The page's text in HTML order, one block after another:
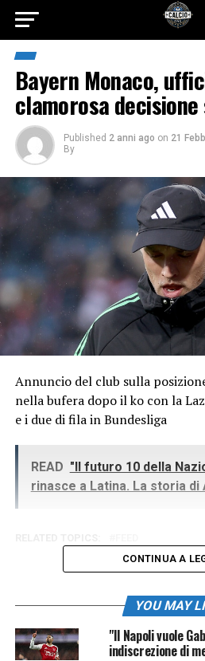
Bayern Monaco,
clamorosa decisione
Published 2 anni ago on 21
By
Annuncio del club sulla
nella bufera dopo il ko con la
e i due di fila in Bundesliga
READ "Il futuro 10 della
rinasce a Latina. La storia di
CONTINUA A
YOU MAY
"Il Napoli vuole
indiscrezione di